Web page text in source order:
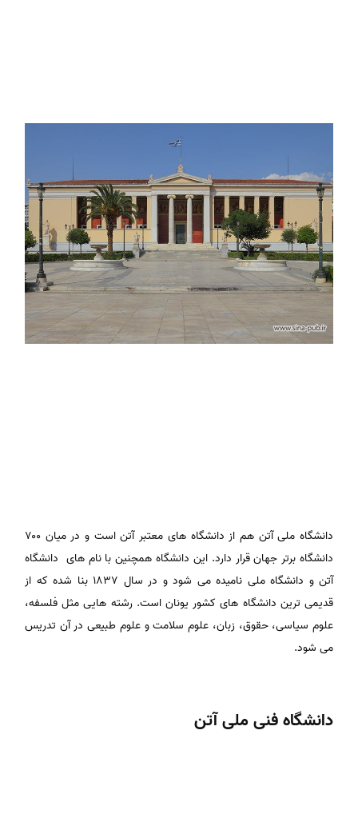
دانشگاه ملی آتن هم از دانشگاه های معتبر آتن است و در میان ۷۰۰
دانشگاه برتر جهان قرار دارد. این دانشگاه همچنین با نام های دانشگاه
آتن و دانشگاه ملی نامیده می شود و در سال ۱۸۳۷ بنا شده که از
قدیمی ترین دانشگاه های کشور یونان است. رشته هایی مثل فلسفه،
علوم سیاسی، حقوق، زبان، علوم سلامت و علوم طبیعی در آن تدریس
می شود.
دانشگاه فنی ملی آتن